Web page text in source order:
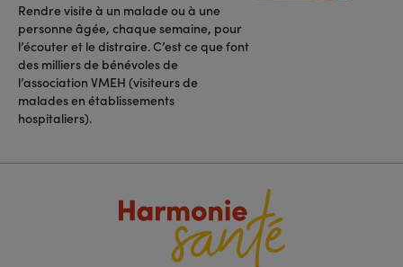
Rendre visite à un malade ou à une
personne âgée, chaque semaine, pour
l’écouter et le distraire. C’est ce que font
des milliers de bénévoles de
l’association VMEH (visiteurs de
malades en établissements
hospitaliers).